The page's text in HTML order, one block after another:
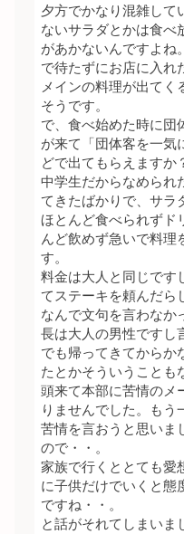
夕方でかなり混雑して
ないサラダとかは食べ
があかないんですよね
で待たずにお店に入れ
メインの料理が出てく
そうです。
で、食べ始めた時に団
が来て「団体客を一気
どで出てもらえますか
中学生だからなめられ
てきたばかりで、サラ
ほとんど食べられずド
んど飲めず急いで料理
す。
料金は大人と同じです
てステーキを頼んだら
なんで文句を言わなか
長は大人の男性ですし
でも帰ってきてからか
たとかそういうことも
頭来て本部に苦情のメ
りませんでした。もう
苦情を言おうと思いま
ので・・。
家族で行くととても愛
に子供だけでいくと態
ですね・・。
と話がそれてしまいま